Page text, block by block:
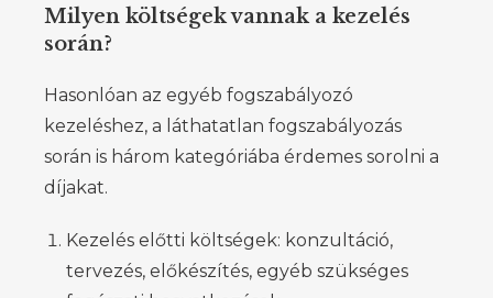
Milyen költségek vannak a kezelés
során?
Hasonlóan az egyéb fogszabályozó
kezeléshez, a láthatatlan fogszabályozás
során is három kategóriába érdemes sorolni a
díjakat.
Kezelés előtti költségek: konzultáció,
tervezés, előkészítés, egyéb szükséges